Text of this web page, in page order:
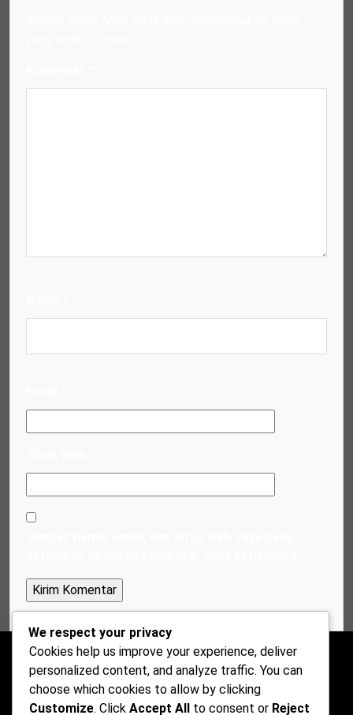
We respect your privacy
Cookies help us improve your experience, deliver
personalized content, and analyze traffic. You can
choose which cookies to allow by clicking
Customize. Click Accept All to consent or Reject